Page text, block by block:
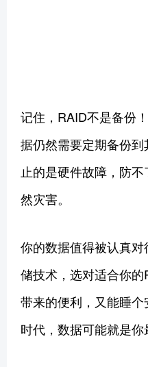
记住，RAID不是备份
据仍然需要定期备份
止的是硬件故障，防
然灾害。
你的数据值得被认真
储技术，选对适合你
带来的便利，又能睡
时代，数据可能就是你